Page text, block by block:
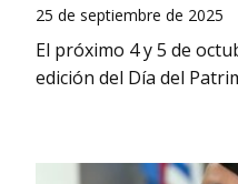
25 de septiembre de 2025
El próximo 4 y 5 de
edición del Día del